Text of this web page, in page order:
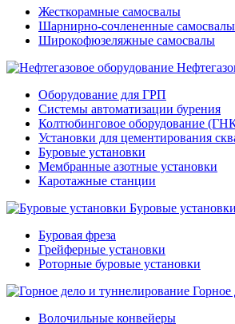
Жесткорамные самосвалы
Шарнирно-сочлененные самосвалы
Широкофюзеляжные самосвалы
Оборудование для ГРП
Системы автоматизации бурения
Колтюбинговое оборудование
Установки для цементирования
Буровые установки
Мембранные азотные установки
Каротажные станции
Буровые установки
Буровая фреза
Грейферные установки
Роторные буровые установки
Горное
Волочильные конвейеры